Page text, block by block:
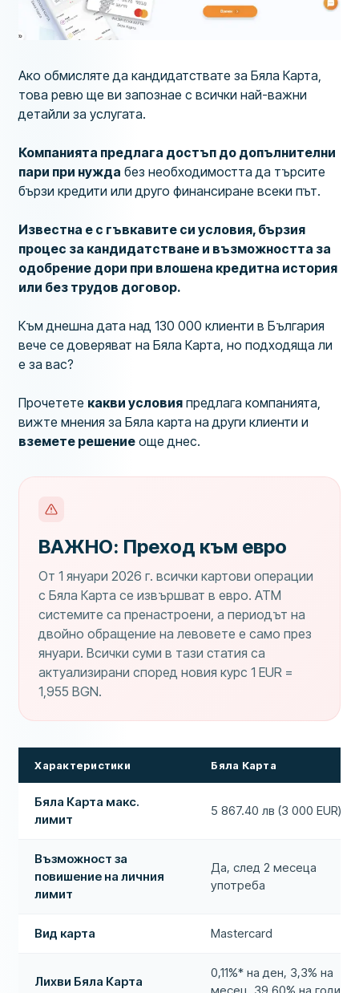
Ако обмисляте да кандидатствате за Бяла Карта,
това ревю ще ви запознае с всички най-важни
детайли за услугата.
Компанията предлага достъп до допълнителни
пари при нужда без необходимостта да търсите
бързи кредити или друго финансиране всеки път.
Известна е с гъвкавите си условия, бързия
процес за кандидатстване и възможността за
одобрение дори при влошена кредитна история
или без трудов договор.
Към днешна дата над 130 000 клиенти в България
вече се доверяват на Бяла Карта, но подходяща ли
е за вас?
Прочетете какви условия предлага компанията,
вижте мнения за Бяла карта на други клиенти и
вземете решение още днес.
ВАЖНО: Преход към евро
От 1 януари 2026 г. всички картови операции
с Бяла Карта се извършват в евро. ATM
системите са пренастроени, а периодът на
двойно обращение на левовете е само през
януари. Всички суми в тази статия са
актуализирани според новия курс 1 EUR =
1,955 BGN.
Характеристики Бяла Карта
Бяла Карта макс.
лимит
5 867.40 лв (3 000 EUR)
Възможност за
повишение на личния
лимит
Да, след 2 месеца
употреба
Вид карта Mastercard
Лихви Бяла Карта
0,11%* на ден, 3,3% на
месец, 39,60% на година